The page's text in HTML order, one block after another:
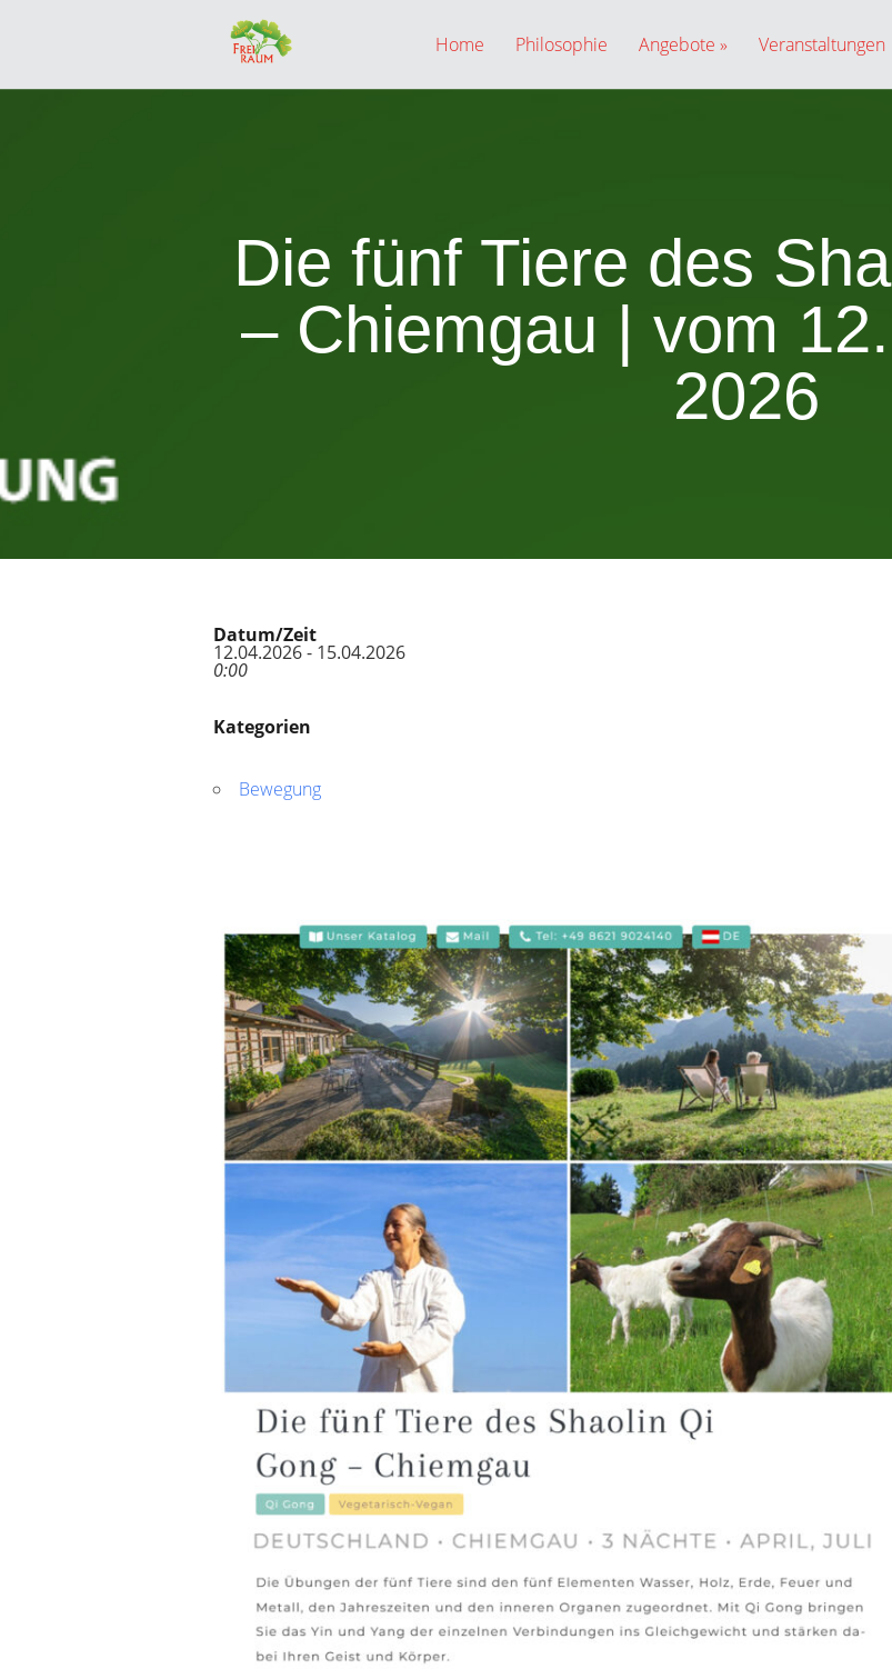
Home Philosophie Angebote Veranstaltungen
Die fünf Tiere des
– Chiemgau | vom
2026
Datum/Zeit
12.04.2026 - 15.04.2026
0:00
Kategorien
Bewegung